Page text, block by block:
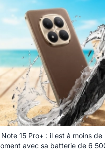
Note 15 Pro+ : il est à moins
avec sa batterie de 6